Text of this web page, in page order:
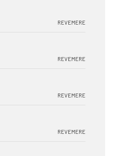
REVEMERE
REVEMERE
REVEMERE
REVEMERE